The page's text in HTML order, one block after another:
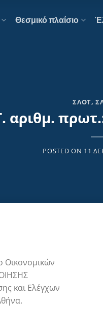
Θεσμικό πλαίσιο
ΣΛΟΤ,
αριθμ.
POSTED ON 11
Οικονομικών
και Ελέγχων